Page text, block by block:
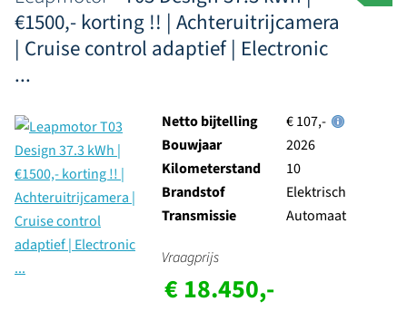
€1500,- korting !! | Achteruitrijcamera
| Cruise control adaptief | Electronic
...
Netto bijtelling
€ 107,-
Bouwjaar
2026
Kilometerstand
10
Brandstof
Elektrisch
Transmissie
Automaat
Vraagprijs
€ 18.450,-